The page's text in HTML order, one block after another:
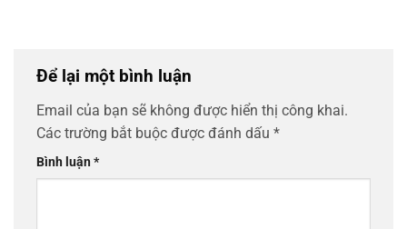
Để lại một bình luận
Email của bạn sẽ không được hiển thị công khai.
Các trường bắt buộc được đánh dấu *
Bình luận*